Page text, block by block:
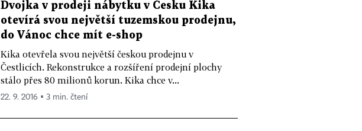
Dvojka v prodeji nábytku v Česku Kika
otevírá svou největší tuzemskou prodejnu,
do Vánoc chce mít e-shop
Kika otevřela svou největší českou prodejnu v
Čestlicích. Rekonstrukce a rozšíření prodejní plochy
stálo přes 80 milionů korun. Kika chce v...
22. 9. 2016 ▪ 3 min. čtení